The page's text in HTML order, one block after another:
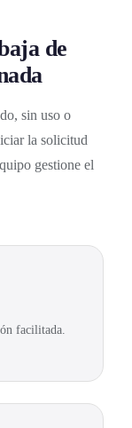
de
sin uso o
la solicitud
gestione el
facilitada.